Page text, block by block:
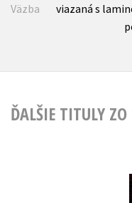
Väzba
viazaná s
ĎALŠIE TITULY